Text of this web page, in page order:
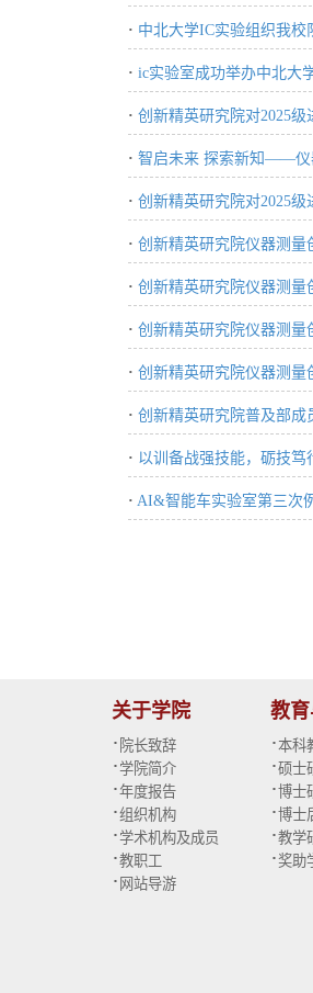
· 中北大学IC实验组织我
· ic实验室成功举办中北大
· 创新精英研究院对2025级
· 智启未来 探索新知——仪
· 创新精英研究院对2025级
· 创新精英研究院仪器测量
· 创新精英研究院仪器测量
· 创新精英研究院仪器测量
· 创新精英研究院仪器测量
· 创新精英研究院普及部成
· 以训备战强技能，砺技笃
· AI&智能车实验室第三次
关于学院
· 院长致辞
·学院简介
·年度报告
·组织机构
·学术机构及成员
·教职工
· 网站导游
教
·本科
·硕士
·博士
·博士
·教学
·奖助